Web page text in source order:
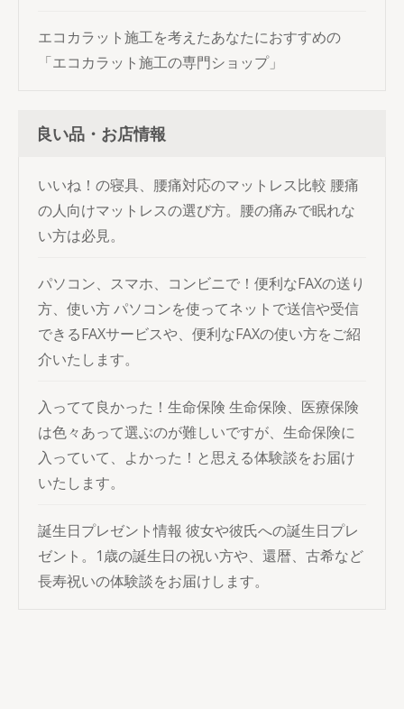
エコカラット施工を考えたあなたにおすすめの
「エコカラット施工の専門ショップ」
良い品・お店情報
いいね！の寝具、腰痛対応のマットレス比較 腰痛
の人向けマットレスの選び方。腰の痛みで眠れな
い方は必見。
パソコン、スマホ、コンビニで！便利なFAXの送り
方、使い方パソコンを使ってネットで送信や受信
できるFAXサービスや、便利なFAXの使い方をご紹
介いたします。
入ってて良かった！生命保険 生命保険、医療保険
は色々あって選ぶのが難しいですが、生命保険に
入っていて、よかった！と思える体験談をお届け
いたします。
誕生日プレゼント情報 彼女や彼氏への誕生日プレ
ゼント。1歳の誕生日の祝い方や、還暦、古希など
長寿祝いの体験談をお届けします。